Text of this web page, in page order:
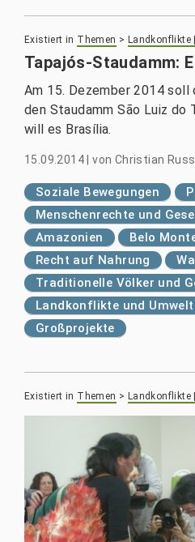
Existiert in Themen > Landkonflikte
Tapajós-Staudamm:
Am 15. Dezember 2014
den Staudamm São Luiz
will es Brasília.
15.09.2014|von Christian
Soziale Bewegungen
Menschenrechte und
Amazonien
Belo
Recht auf Nahrung
Traditionelle Völker und
Landkonflikte und Umwelt
Großprojekte
Existiert in Themen > Landkonflikte